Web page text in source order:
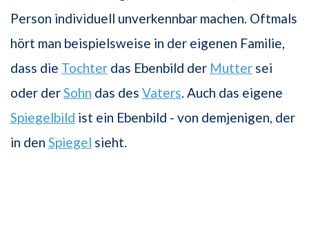
Person individuell unverkennbar machen. Oftmals
hört man beispielsweise in der eigenen Familie,
dass die Tochter das Ebenbild der Mutter sei
oder derSohn das des Vaters. Auch das eigene
Spiegelbild ist ein Ebenbild - von demjenigen, der
in den Spiegel sieht.